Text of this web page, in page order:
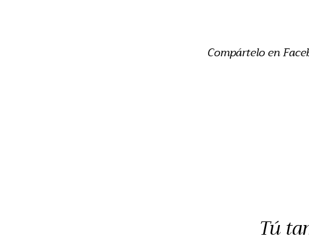
Compártelo en
Tú